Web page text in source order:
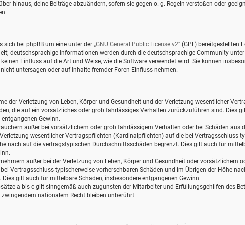
hinaus, deine Beiträge abzuändern, sofern sie gegen o. g. Regeln verstoßen oder
bei phpBB um eine unter der „GNU General Public License v2“ (GPL) bereitgestellten
deutschsprachige Informationen werden durch die deutschsprachige Community unter
Einfluss auf die Art und Weise, wie die Software verwendet wird. Sie können
untersagen oder auf Inhalte fremder Foren Einfluss nehmen.
der Verletzung von Leben, Körper und Gesundheit und der Verletzung wesentlicher
die auf ein vorsätzliches oder grob fahrlässiges Verhalten zurückzuführen sind. Dies
Gewinn.
außer bei vorsätzlichem oder grob fahrlässigem Verhalten oder bei Schäden aus
wesentlicher Vertragspflichten (Kardinalpflichten) auf die bei Vertragsschluss
nach auf die vertragstypischen Durchschnittsschäden begrenzt. Dies gilt auch für
außer bei der Verletzung von Leben, Körper und Gesundheit oder vorsätzlichem
Vertragsschluss typischerweise vorhersehbaren Schäden und im Übrigen der Höhe
gilt auch für mittelbare Schäden, insbesondere entgangenen Gewinn.
a bis c gilt sinngemäß auch zugunsten der Mitarbeiter und Erfüllungsgehilfen des
nationalem Recht bleiben unberührt.